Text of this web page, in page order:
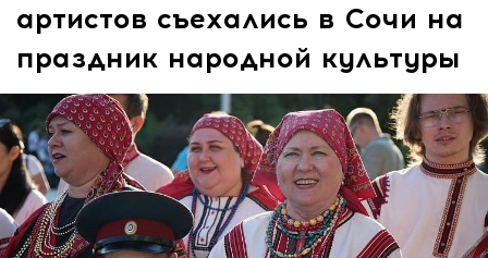
артистов съехались в Сочи на
праздник народной культуры